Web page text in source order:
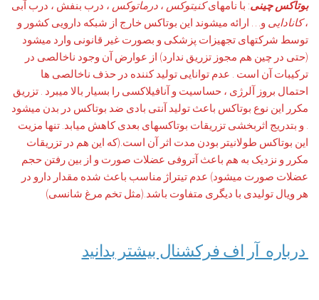
بوتاکس چینی: با نامهایکنیتوکس ، درماتوکس ، درب بنفش ، درب آبی
،کانادایی و… ارائه میشوند این بوتاکس خارج از شبکه دارویی کشور و
توسط شرکتهای تجهیزات پزشکی و بصورت غیر قانونی وارد میشود
(حتی در چین هم مجوز تزریق ندارد) از عوارض آن وجود ناخالصی در
ترکیبات آن است . عدم توانایی تولید کننده در حذف ناخالصی ها
احتمال بروز آلرژی ، حساسیت و آنافیلاکسی را بسیار بالا میبرد . تزریق
مکرر این نوع بوتاکس باعث تولید آنتی بادی ضد بوتاکس در بدن میشود
. و بتدریج اثربخشی تزریقات بوتاکسهای بعدی کاهش میابد. تنها مزیت
این بوتاکس طولانیتر بودن مدت اثر آن است.(که این هم در تزریقات
مکرر و نزدیک به هم باعث آتروفی عضلات صورت و از بین رفتن حجم
عضلات صورت میشود) عدم تیتراژ مناسب باعث شده مقدار دارو در
هر ویال تولیدی با دیگری متفاوت باشد.(مثل تخم مرغ شانسی)
درباره آر اف فرکشنال بیشتر بدانید